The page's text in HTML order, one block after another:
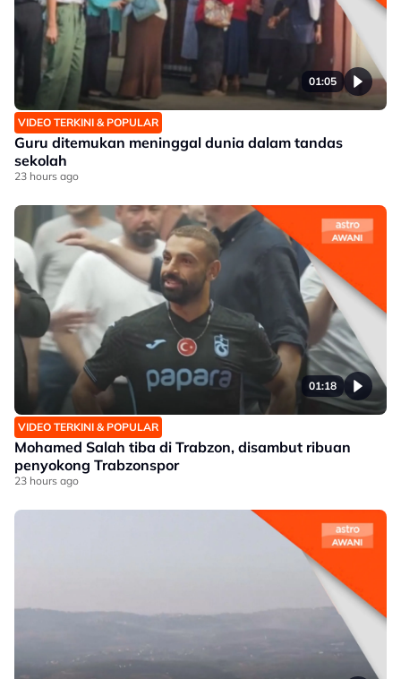
01:05
VIDEO TERKINI & POPULAR
Guru ditemukan meninggal dunia dalam tandas
sekolah
23 hours ago
01:18
VIDEO TERKINI & POPULAR
Mohamed Salah tiba di Trabzon, disambut ribuan
penyokong Trabzonspor
23 hours ago